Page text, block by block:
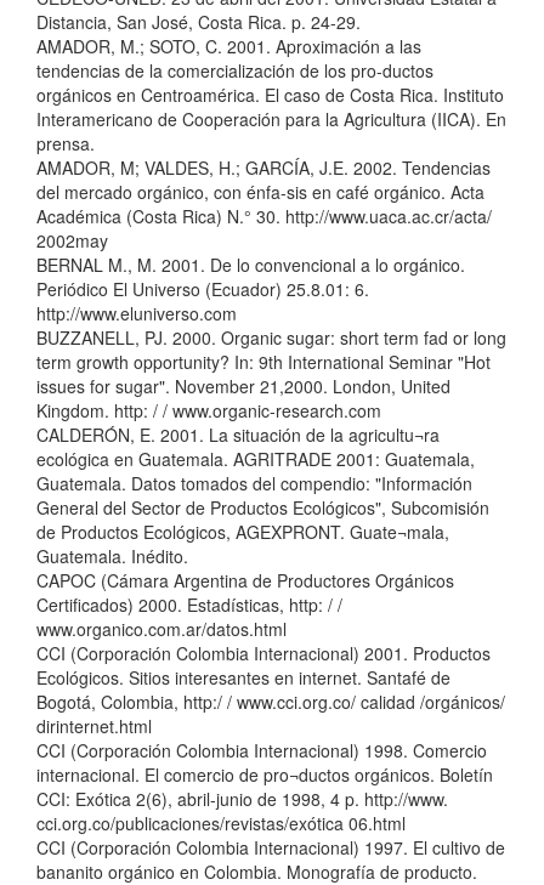
Distancia, San José, Costa Rica. p. 24-29.
AMADOR, M.; SOTO, C. 2001. Aproximación a las
tendencias de la comercialización de los pro-ductos
orgánicos en Centroamérica. El caso de Costa Rica. Instituto
Interamericano de Cooperación para la Agricultura (IICA). En
prensa.
AMADOR, M; VALDES, H.; GARCÍA, J.E. 2002. Tendencias
del mercado orgánico, con énfa-sis en café orgánico. Acta
Académica (Costa Rica) N.° 30. http://www.uaca.ac.cr/acta/
2002may
BERNAL M., M. 2001. De lo convencional a lo orgánico.
Periódico El Universo (Ecuador) 25.8.01: 6.
http://www.eluniverso.com
BUZZANELL, PJ. 2000. Organic sugar: short term fad or long
term growth opportunity? In: 9th International Seminar "Hot
issues for sugar". November 21,2000. London, United
Kingdom. http: / / www.organic-research.com
CALDERÓN, E. 2001. La situación de la agricultu¬ra
ecológica en Guatemala. AGRITRADE 2001: Guatemala,
Guatemala. Datos tomados del compendio: "Información
General del Sector de Productos Ecológicos", Subcomisión
de Productos Ecológicos, AGEXPRONT. Guate¬mala,
Guatemala. Inédito.
CAPOC (Cámara Argentina de Productores Orgánicos
Certificados) 2000. Estadísticas, http: / /
www.organico.com.ar/datos.html
CCI (Corporación Colombia Internacional) 2001. Productos
Ecológicos. Sitios interesantes en internet. Santafé de
Bogotá, Colombia, http:/ / www.cci.org.co/ calidad /orgánicos/
dirinternet.html
CCI (Corporación Colombia Internacional) 1998. Comercio
internacional. El comercio de pro¬ductos orgánicos. Boletín
CCI: Exótica 2(6), abril-junio de 1998, 4 p. http://www.
cci.org.co/publicaciones/revistas/exótica 06.html
CCI (Corporación Colombia Internacional) 1997. El cultivo de
bananito orgánico en Colombia. Monografía de producto.